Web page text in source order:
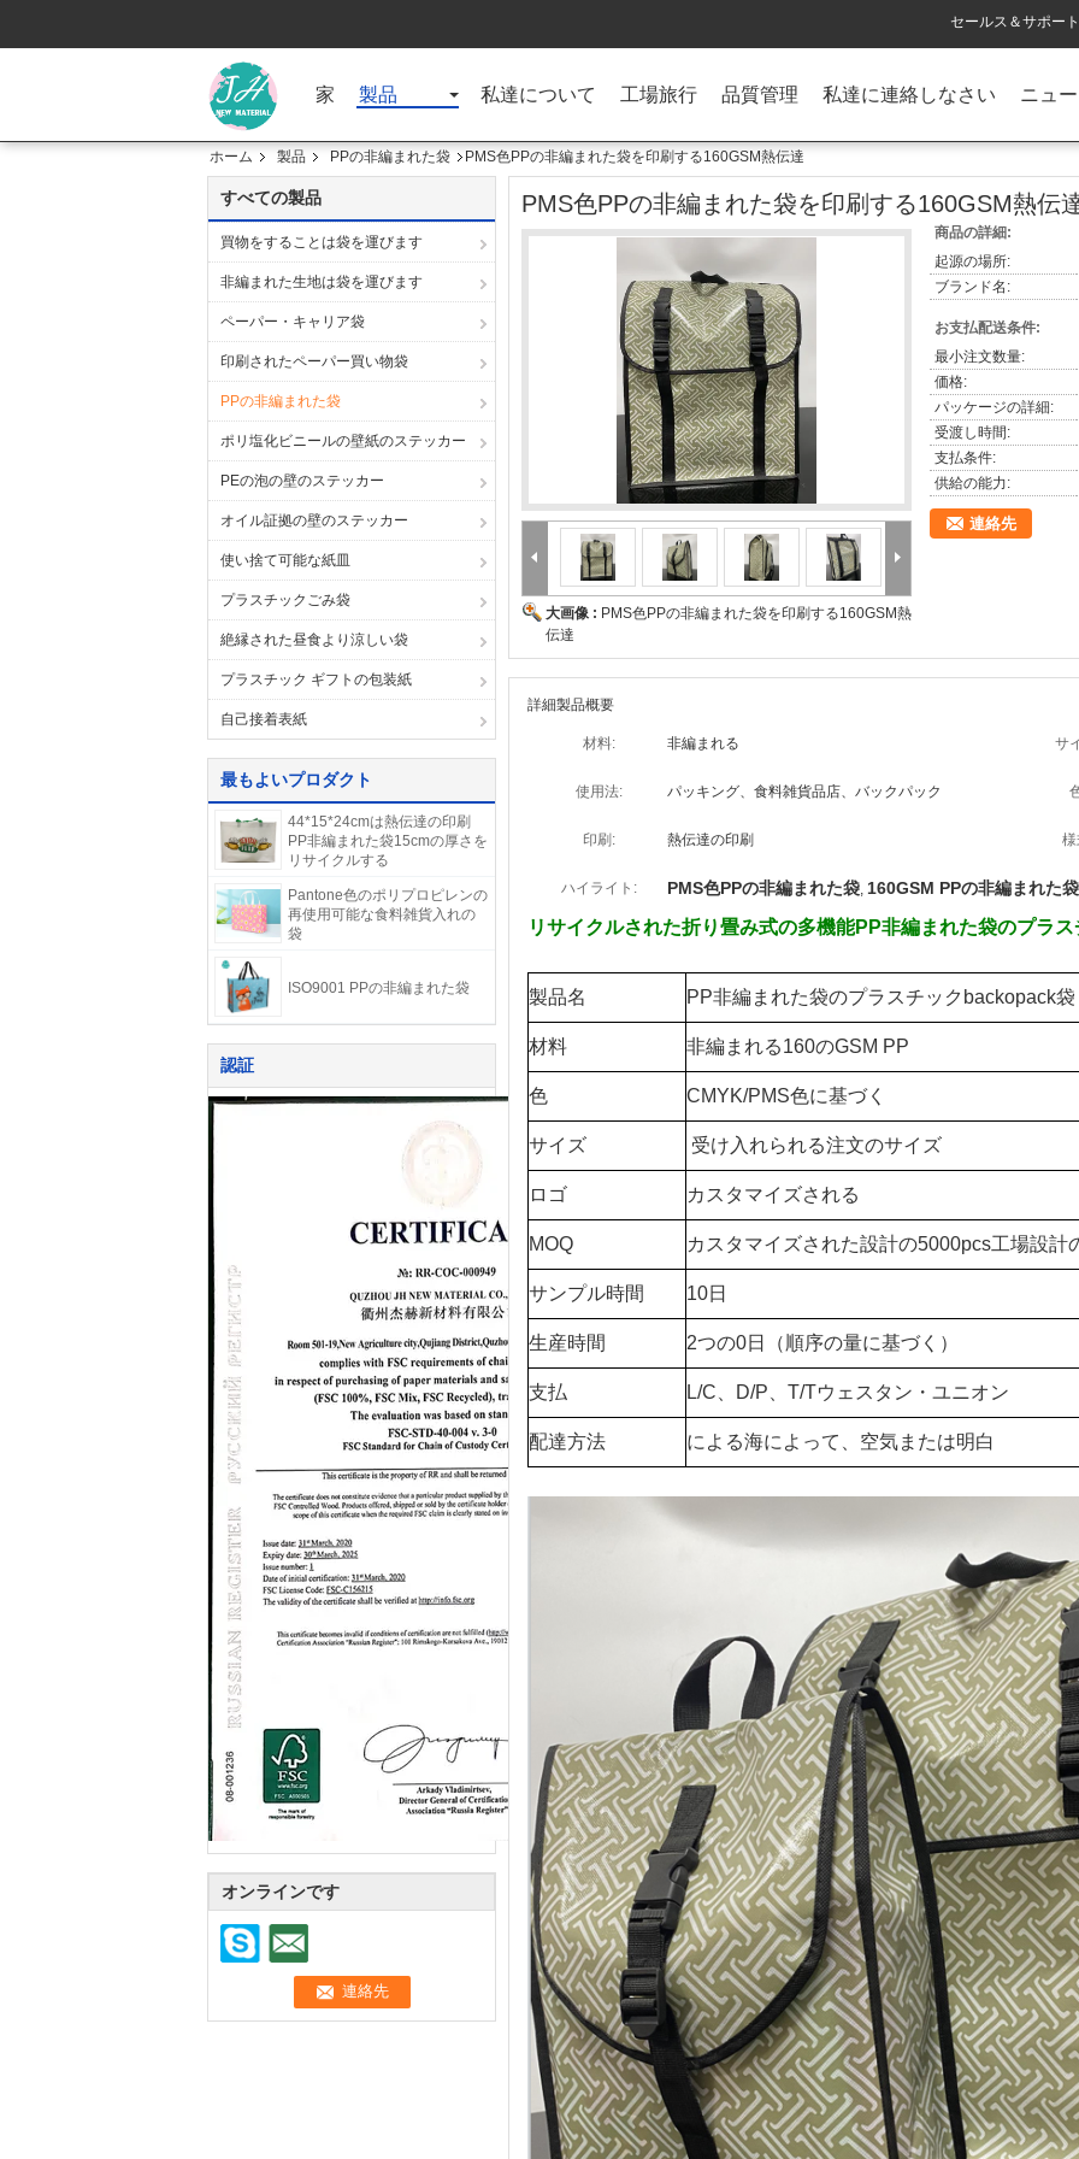
セールス＆サポー
家 製品 私達について 工場旅行 品質管理 私達に連絡しなさい ニュ
ホーム 製品 PPの非編まれた袋 PMS色PPの非編まれた袋を印刷する160GSM熱伝達
すべての製品
買物をすることは袋を運びます
非編まれた生地は袋を運びます
ペーパー・キャリア袋
印刷されたペーパー買い物袋
PPの非編まれた袋
ポリ塩化ビニールの壁紙のステッカー
PEの泡の壁のステッカー
オイル証拠の壁のステッカー
使い捨て可能な紙皿
プラスチックごみ袋
絶縁された昼食より涼しい袋
プラスチック ギフトの包装紙
自己接着表紙
最もよいプロダクト
44*15*24cmは熱伝達の印刷
PP非編まれた袋15cmの厚さを
リサイクルする
Pantone色のポリプロピレンの
再使用可能な食料雑貨入れの
袋
ISO9001 PPの非編まれた袋
認証
オンラインです
PMS色PPの非編まれた袋を印刷する160GSM熱伝
大画像 : PMS色PPの非編まれた袋を印刷する160GSM熱
伝達
商品の詳細:
起源の場所:
ブランド名:
お支払配送条件:
最小注文数量:
価格:
パッケージの詳細:
受渡し時間:
支払条件:
供給の能力:
連絡先
詳細製品概要
材料: 非編まれる サ
使用法: パッキング、食料雑貨品店、バックパック
印刷: 熱伝達の印刷 様
ハイライト: PMS色PPの非編まれた袋, 160GSM PPの非編まれた袋
リサイクルされた折り畳み式の多機能PP非編まれた袋のプラ
製品名 PP非編まれた袋のプラスチックbackopack袋
材料 非編まれる160のGSM PP
色 CMYK/PMS色に基づく
サイズ 受け入れられる注文のサイズ
ロゴ カスタマイズされる
MOQ カスタマイズされた設計の5000pcs工場設計
サンプル時間 10日
生産時間 2つの0日（順序の量に基づく）
支払 L/C、D/P、T/Tウェスタン・ユニオン
配達方法 による海によって、空気または明白